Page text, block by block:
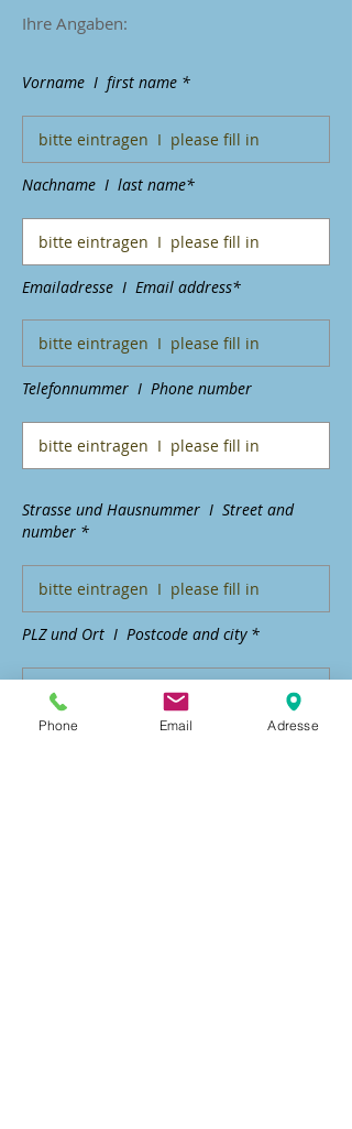
Ihre Angaben:
Vorname I first name *
Nachname I last name*
Emailadresse I Email address*
Telefonnummer I Phone number
Strasse und Hausnummer I Street and
number *
PLZ und Ort I Postcode and city *
Land | Country*
Phone Email Adresse